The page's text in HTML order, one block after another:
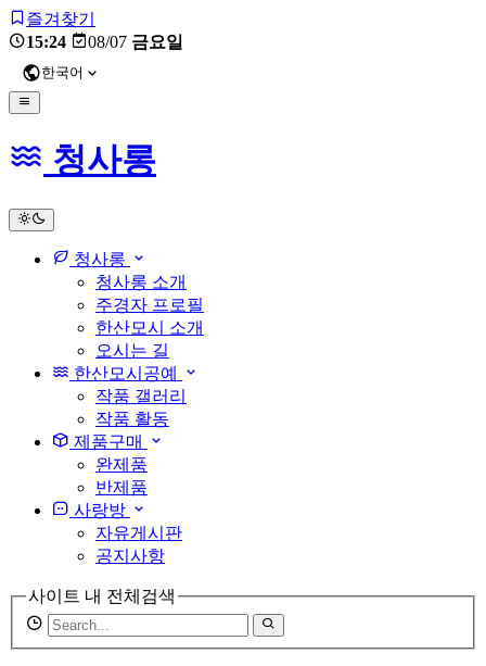
즐겨찾기
15:24
08/07 금요일
한국어
청사롱
light
청사롱
청사롱 소개
주경자 프로필
한산모시 소개
오시는 길
한산모시공예
작품 갤러리
작품 활동
제품구매
완제품
반제품
사랑방
자유게시판
공지사항
사이트 내 전체검색
검
색